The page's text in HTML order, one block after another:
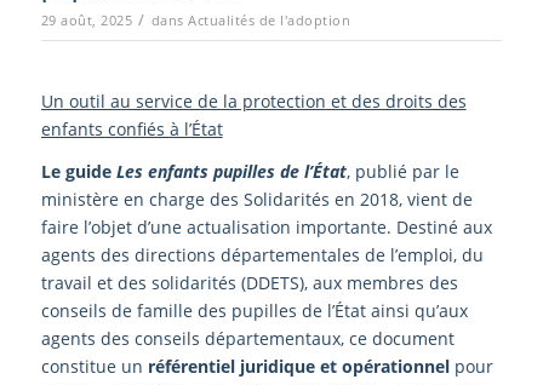
29 août, 2025 / dansActualités de l'adoption
Un outil au service de la protection et des droits des
enfants confiés à l’État
Le guide Les enfants pupilles de l’État, publié par le
ministère en charge des Solidarités en 2018, vient de
faire l’objet d’une actualisation importante. Destiné aux
agents des directions départementales de l’emploi, du
travail et des solidarités (DDETS), aux membres des
conseils de famille des pupilles de l’État ainsi qu’aux
agents des conseils départementaux, ce document
constitue un référentiel juridique et opérationnelpour